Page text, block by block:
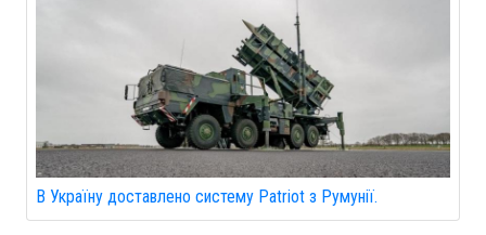
В Україну доставлено систему Patriot з Румунії.